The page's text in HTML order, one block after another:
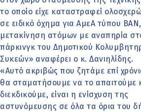
το οποίο είχε καταστραφεί
σε ειδικό όχημα για ΑμεΑ τύπου
μετακίνηση ατόμων με αναπηρία
πάρκινγκ του Δημοτικού
Συκεών» αναφέρει ο κ. Δανιηλίδης.
«Αυτό ακριβώς που ζητάμε επί
θα σταματήσουμε να το απαιτούμε
διεκδικούμε, είναι η ενίσχυση της
αστυνόμευσης σε όλα τα όρια του